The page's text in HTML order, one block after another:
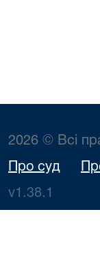
2026 © Всі
Про суд
v1.38.1